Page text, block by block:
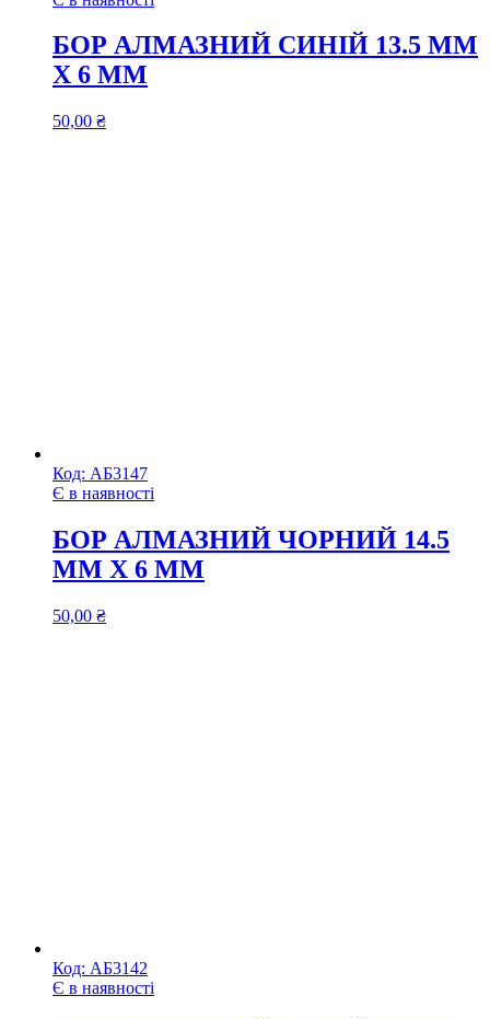
БОР АЛМАЗНИЙ СИНІЙ 13.5 ММ
Х 6 ММ
50,00 ₴
Код: АБ3147
Є в наявності
БОР АЛМАЗНИЙ ЧОРНИЙ 14.5
ММ Х 6 ММ
50,00 ₴
Код: АБ3142
Є в наявності